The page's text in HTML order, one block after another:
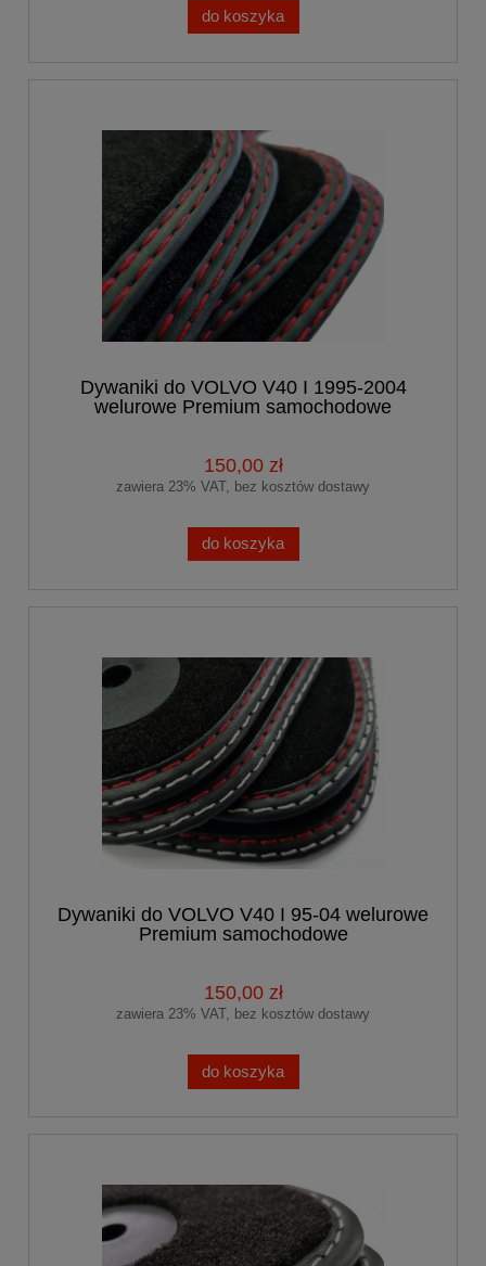
do koszyka
Dywaniki do VOLVO V40 I 1995-2004
welurowe Premium samochodowe
150,00 zł
zawiera 23% VAT, bez kosztów dostawy
do koszyka
Dywaniki do VOLVO V40 I 95-04 welurowe
Premium samochodowe
150,00 zł
zawiera 23% VAT, bez kosztów dostawy
do koszyka